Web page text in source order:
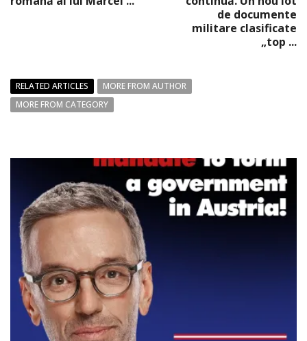
de documente
militare clasificate
„top ...
RELATED ARTICLES
MORE FROM AUTHOR
MORE FROM CATEGORY